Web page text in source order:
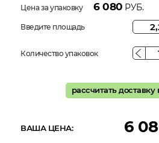
Цена за упаковку 6 080 РУБ.
Введите площадь
Количество упаковок
рассчитать
ВАША ЦЕНА: 6